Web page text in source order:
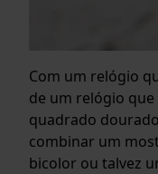
Com um relógio
de um relógio
quadrado
combinar um
bicolor ou talvez